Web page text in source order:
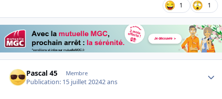
1 1
Pascal 45 Membre
Publication: 15 juillet 20242 ans